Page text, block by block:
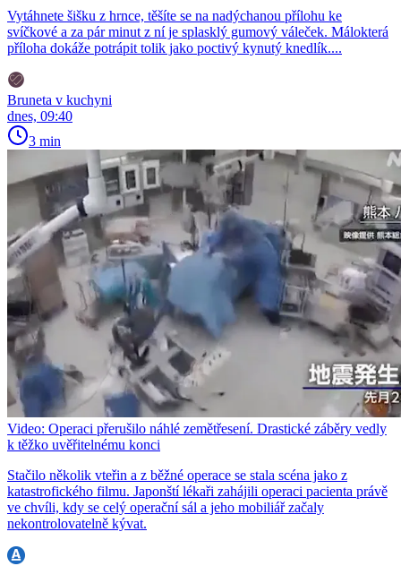
Vytáhnete šišku z hrnce, těšíte se na nadýchanou přílohu ke
svíčkové a za pár minut z ní je splasklý gumový váleček. Málokterá
příloha dokáže potrápit tolik jako poctivý kynutý knedlík....
Bruneta v kuchyni
dnes, 09:40
3 min
Video: Operaci přerušilo náhlé zemětřesení. Drastické záběry vedly
k těžko uvěřitelnému konci
Stačilo několik vteřin a z běžné operace se stala scéna jako z
katastrofického filmu. Japonští lékaři zahájili operaci pacienta právě
ve chvíli, kdy se celý operační sál a jeho mobiliář začaly
nekontrolovatelně kývat.